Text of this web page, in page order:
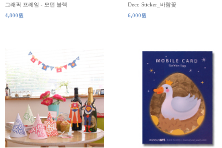
그래픽 프레임 - 모던 블랙
4,800원
Deco Sticker_바람꽃
6,000원